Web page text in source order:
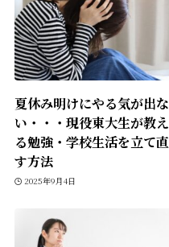
夏休み明けにやる気が出な
い・・・現役東大生が教え
る勉強・学校生活を立て直
す方法
2025年9月4日